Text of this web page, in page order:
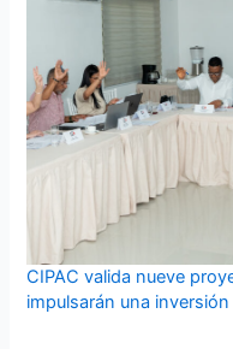
CIPAC valida nueve
impulsarán una